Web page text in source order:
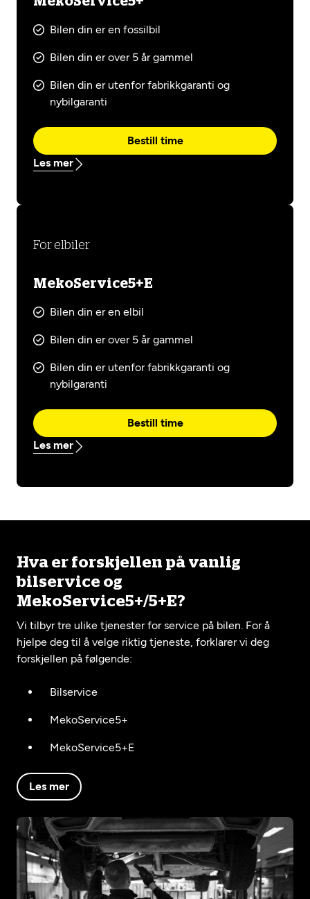
Bilen din er en fossilbil
Bilen din er over 5 år gammel
Bilen din er utenfor fabrikkgaranti og
nybilgaranti
Bestill time
Les mer
For elbiler
MekoService5+E
Bilen din er en elbil
Bilen din er over 5 år gammel
Bilen din er utenfor fabrikkgaranti og
nybilgaranti
Bestill time
Les mer
Hva er forskjellen på vanlig
bilservice og
MekoService5+/5+E?
Vi tilbyr tre ulike tjenester for service på bilen. For å
hjelpe deg til å velge riktig tjeneste, forklarer vi deg
forskjellen på følgende:
Bilservice
MekoService5+
MekoService5+E
Les mer